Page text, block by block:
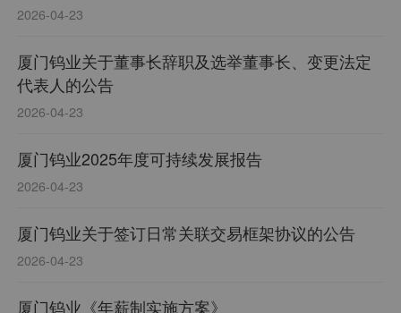
2026-04-23
厦门钨业关于董事长辞职及选举董事长、变更法定
代表人的公告
2026-04-23
厦门钨业2025年度可持续发展报告
2026-04-23
厦门钨业关于签订日常关联交易框架协议的公告
2026-04-23
厦门钨业《年薪制实施方案》